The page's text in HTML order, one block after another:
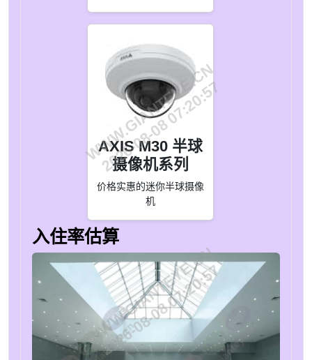
AXIS M30 半球
摄像机系列
价格实惠的迷你半球摄像
机
入住率估算
WWW.GIANTEYE.CN
2026-08-08 07:20:57
WWW.GIANTEYE.CN
2026-08-08 07:20:57